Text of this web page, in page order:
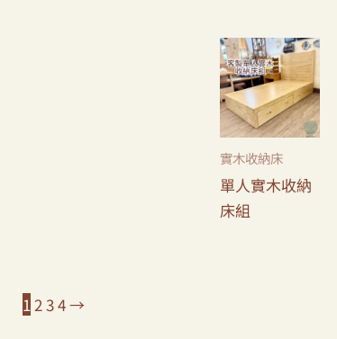
實木收納床
單人實木收納
床組
1 234→